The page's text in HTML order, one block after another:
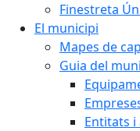
Finestreta
El municipi
Mapes de
Guia del
Entitats i